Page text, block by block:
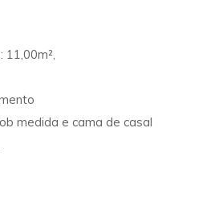
medida e cama de casal